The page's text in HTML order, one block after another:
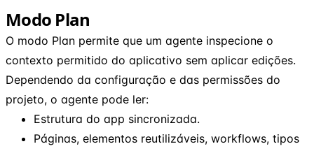
Modo Plan
O modo Plan permite que um agente inspecione o
contexto permitido do aplicativo sem aplicar edições.
Dependendo da configuração e das permissões do
projeto, o agente pode ler:
Estrutura do app sincronizada.
Páginas, elementos reutilizáveis, workflows, tipos